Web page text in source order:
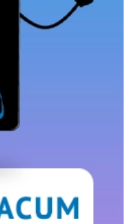
acord cu folosirea